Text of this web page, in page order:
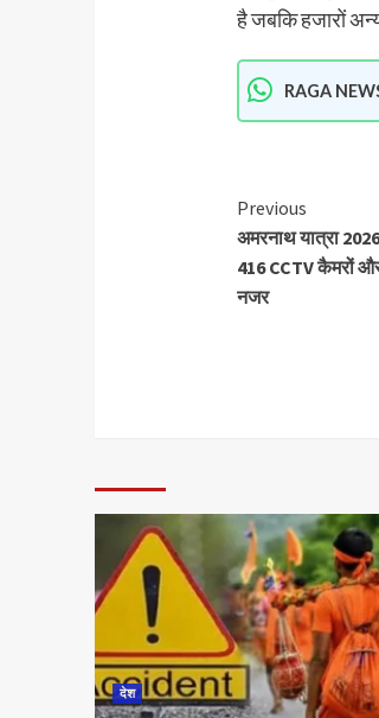
है जबकि हजारों
RAGA
Previous
अमरनाथ यात्रा
416 CCTV कैमरों और
नजर
देश